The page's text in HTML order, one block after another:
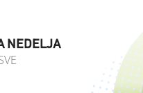
NEDELJA